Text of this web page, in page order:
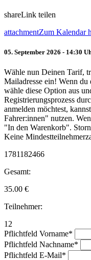
shareLink teilen
attachmentZum Kalendar
05. September 2026 - 14:30
Wähle nun Deinen Tarif,
Mailadresse ein! Wenn du
wähle diese Option aus
Registrierungsprozess
anmelden möchtest,
Fahrer:innen" nutzen.
"In den Warenkorb".
Keine
1781182466
Gesamt:
35.00 €
Teilnehmer:
12
Pflichtfeld Vorname*
Pflichtfeld Nachname*
Pflichtfeld E-Mail*